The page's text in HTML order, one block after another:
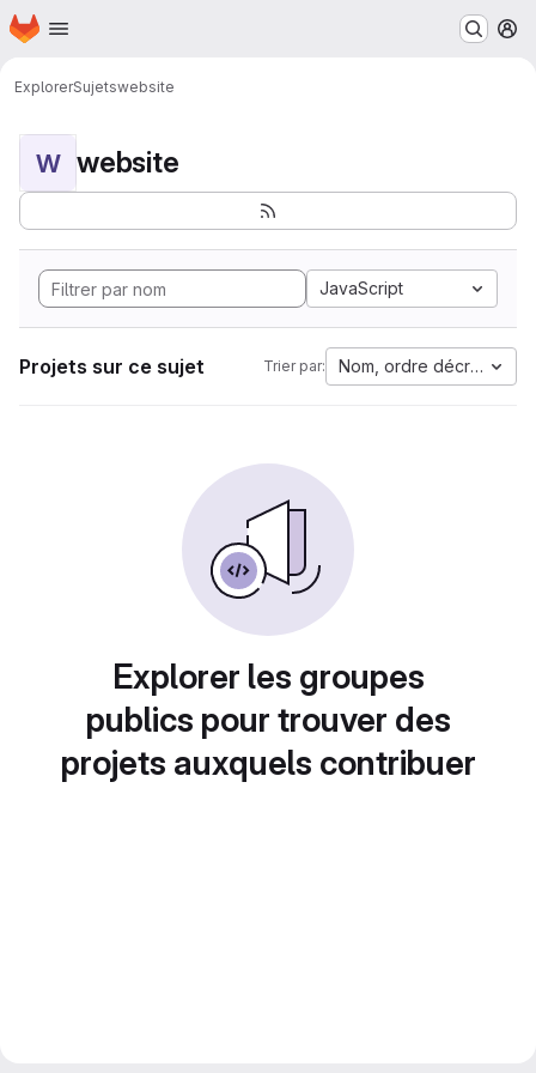
Passer au contenu principal
Page d'accueil
ExplorerSujetswebsite
W website
JavaScript
Projets sur ce sujet Trier par: Nom, ordre décroissant
Explorer les groupes
publics pour trouver des
projets auxquels contribuer